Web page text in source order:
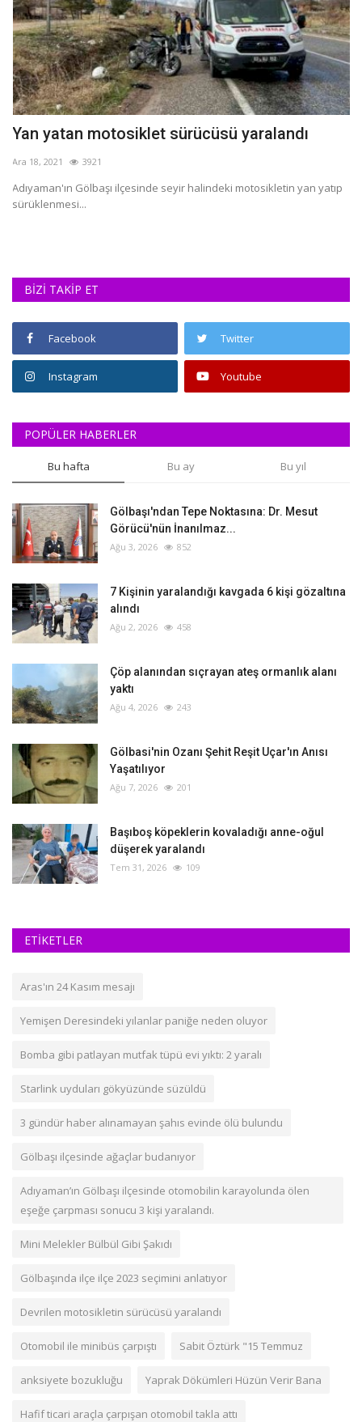
Yan yatan motosiklet sürücüsü yaralandı
Ara 18, 2021 3921
Adıyaman'ın Gölbaşı ilçesinde seyir halindeki motosikletin yan yatıp
sürüklenmesi...
BİZİ TAKİP ET
Facebook Twitter
Instagram Youtube
POPÜLER HABERLER
Bu hafta Bu ay Bu yıl
Gölbaşı'ndan Tepe Noktasına: Dr. Mesut
Görücü'nün İnanılmaz...
Ağu 3, 2026 852
‎7 Kişinin yaralandığı kavgada 6 kişi gözaltına
alındı
Ağu 2, 2026 458
Çöp alanından sıçrayan ateş ormanlık alanı
yaktı
Ağu 4, 2026 243
Gölbasi'nin Ozanı Şehit Reşit Uçar'ın Anısı
Yaşatılıyor
Ağu 7, 2026 201
Başıboş köpeklerin kovaladığı anne-oğul
düşerek yaralandı
Tem 31, 2026 109
ETİKETLER
Aras'ın 24 Kasım mesajı
Yemişen Deresindeki yılanlar paniğe neden oluyor
Bomba gibi patlayan mutfak tüpü evi yıktı: 2 yaralı
Starlink uyduları gökyüzünde süzüldü
3 gündür haber alınamayan şahıs evinde ölü bulundu
Gölbaşı ilçesinde ağaçlar budanıyor
Adıyaman’ın Gölbaşı ilçesinde otomobilin karayolunda ölen
eşeğe çarpması sonucu 3 kişi yaralandı.
Mini Melekler Bülbül Gibi Şakıdı
Gölbaşında ilçe ilçe 2023 seçimini anlatıyor
Devrilen motosikletin sürücüsü yaralandı
Otomobil ile minibüs çarpıştı Sabit Öztürk "15 Temmuz
anksiyete bozukluğu Yaprak Dökümleri Hüzün Verir Bana
Hafif ticari araçla çarpışan otomobil takla attı